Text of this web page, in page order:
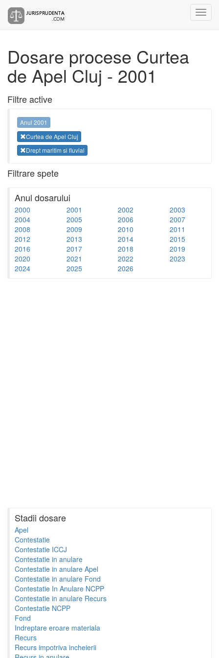
Dosare procese Curtea
de Apel Cluj - 2001
Filtre active
Anul 2001
Curtea de Apel Cluj
Drept maritim si fluvial
Filtrare spete
Anul dosarului
2000 2001 2002
2003
2004
2005 2006
2007
2008
2009 2010
2011
2012
2013 2014
2015
2016
2017 2018
2019
2020
2021 2022
2023
2024
2025 2026
Stadii dosare
Apel
Contestatie
Contestatie ICCJ
Contestatie in anulare
Contestatie in anulare Apel
Contestatie in anulare Fond
Contestatie In Anulare NCPP
Contestatie in anulare Recurs
Contestatie NCPP
Fond
Indreptare eroare materiala
Recurs
Recurs impotriva incheierii